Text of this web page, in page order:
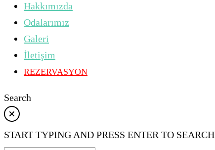
Hakkımızda
Odalarımız
Galeri
İletişim
REZERVASYON
Search
START TYPING AND PRESS ENTER TO SEARCH